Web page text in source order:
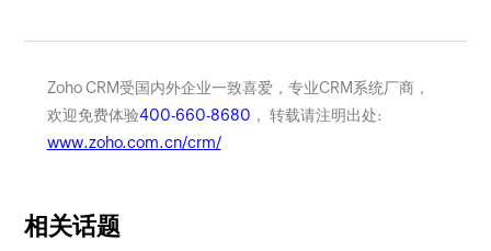
Zoho CRM受国内外企业一致喜爱，专业CRM系统厂商，
欢迎免费体验400-660-8680 ， 转载请注明出处:
www.zoho.com.cn/crm/
相关话题